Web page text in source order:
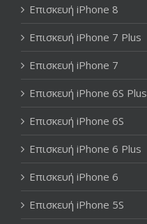
Επισκευή iPhone 8
Επισκευή iPhone 7 Plus
Επισκευή iPhone 7
Επισκευή iPhone 6S Plus
Επισκευή iPhone 6S
Επισκευή iPhone 6 Plus
Επισκευή iPhone 6
Επισκευή iPhone 5S